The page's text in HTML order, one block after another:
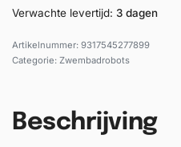
Verwachte levertijd: 3 dagen
9317545277899
Categorie: Zwembadrobots
Beschrijving